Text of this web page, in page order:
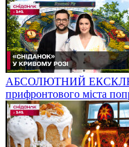
АБСОЛЮТНИЙ
прифронтового міста